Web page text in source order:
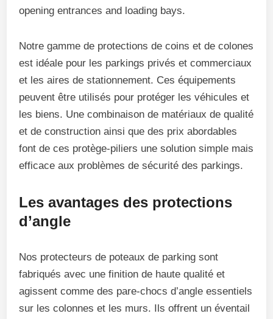
opening entrances and loading bays.
Notre gamme de protections de coins et de colones
est idéale pour les parkings privés et commerciaux
et les aires de stationnement. Ces équipements
peuvent être utilisés pour protéger les véhicules et
les biens. Une combinaison de matériaux de qualité
et de construction ainsi que des prix abordables
font de ces protège-piliers une solution simple mais
efficace aux problèmes de sécurité des parkings.
Les avantages des protections
d’angle
Nos protecteurs de poteaux de parking sont
fabriqués avec une finition de haute qualité et
agissent comme des pare-chocs d’angle essentiels
sur les colonnes et les murs. Ils offrent un éventail